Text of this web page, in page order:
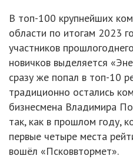
В топ-100 крупнейших
области по итогам 2023
участников
новичков выделяется
сразу же попал в топ-10
традиционно остались
бизнесмена Владимира
так, как в прошлом году,
первые четыре места
вошёл «Псковвтормет».